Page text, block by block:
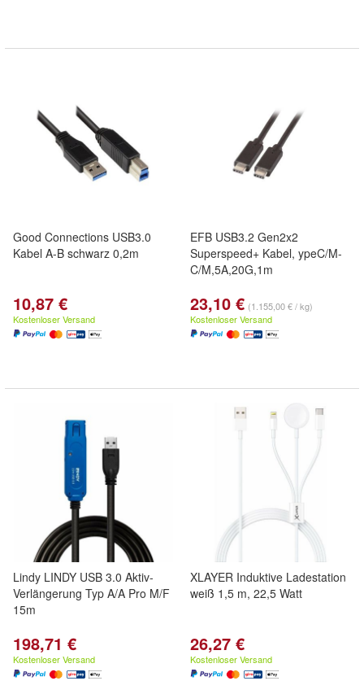
Good Connections USB3.0
Kabel A-B schwarz 0,2m
10,87 €
Kostenloser Versand
EFB USB3.2 Gen2x2
Superspeed+ Kabel, ypeC/M-
C/M,5A,20G,1m
23,10 € (1.155,00 € / kg)
Kostenloser Versand
Lindy LINDY USB 3.0 Aktiv-
Verlängerung Typ A/A Pro M/F
15m
198,71 €
Kostenloser Versand
XLAYER Induktive Ladestation
weiß 1,5 m, 22,5 Watt
26,27 €
Kostenloser Versand